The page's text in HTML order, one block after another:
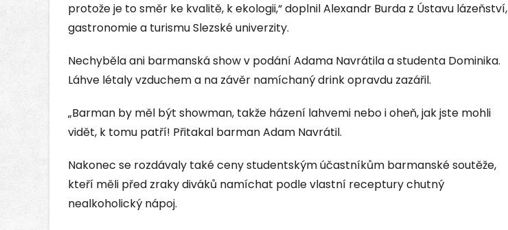
protože je to směr ke kvalitě, k ekologii,“ doplnil Alexandr Burda z Ústavu lázeňství,
gastronomie a turismu Slezské univerzity.
Nechyběla ani barmanská show v podání Adama Navrátila a studenta Dominika.
Láhve létaly vzduchem a na závěr namíchaný drink opravdu zazářil.
„Barman by měl být showman, takže házení lahvemi nebo i oheň, jak jste mohli
vidět, k tomu patří! Přitakal barman Adam Navrátil.
Nakonec se rozdávaly také ceny studentským účastníkům barmanské soutěže,
kteří měli před zraky diváků namíchat podle vlastní receptury chutný
nealkoholický nápoj.